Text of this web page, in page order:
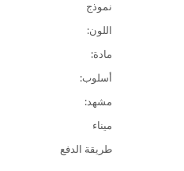
نموذج
اللون:
مادة:
أسلوب:
مشهد:
ميناء
طريقة الدفع